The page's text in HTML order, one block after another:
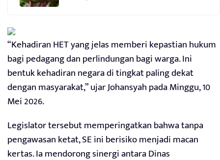
“Kehadiran HET yang jelas memberi kepastian hukum
bagi pedagang dan perlindungan bagi warga. Ini
bentuk kehadiran negara di tingkat paling dekat
dengan masyarakat,” ujar Johansyah pada Minggu, 10
Mei 2026.
Legislator tersebut memperingatkan bahwa tanpa
pengawasan ketat, SE ini berisiko menjadi macan
kertas. Ia mendorong sinergi antara Dinas